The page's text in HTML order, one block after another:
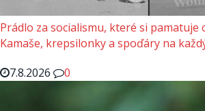
Prádlo za socialismu, které si pamatuje
Kamaše, krepsilonky a spoďáry na
7.8.2026
0